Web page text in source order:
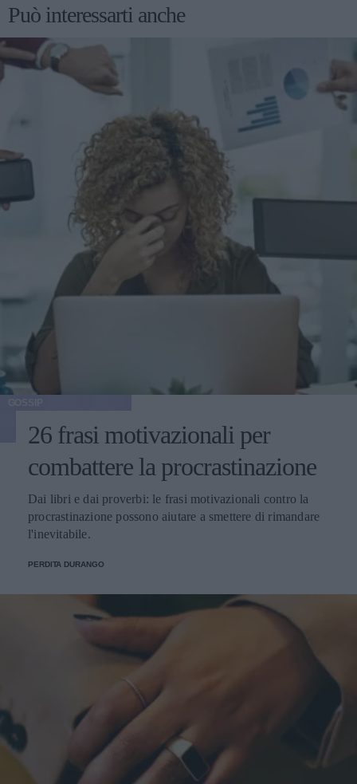
Può interessarti anche
26 frasi motivazionali per
combattere la procrastinazione
Dai libri e dai proverbi: le frasi motivazionali contro la
procrastinazione possono aiutare a smettere di rimandare
l'inevitabile.
PERDITA DURANGO